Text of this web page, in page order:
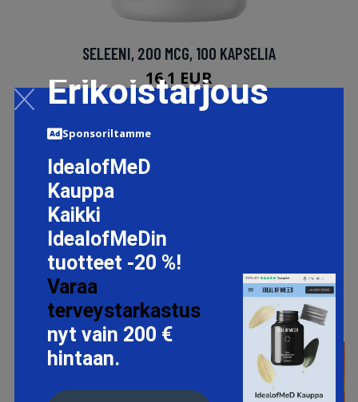
SELEENI, 200 MCG, 100 KAPSELIA
16.1 EUR
LISÄTIETOJA
Erikoistarjous
Sponsoriltamme
IdealofMeD
Kauppa
Kaikki
IdealofMeDin
tuotteet -20 %!
Varaa
terveystarkastus
nyt vain 200 €
hintaan.